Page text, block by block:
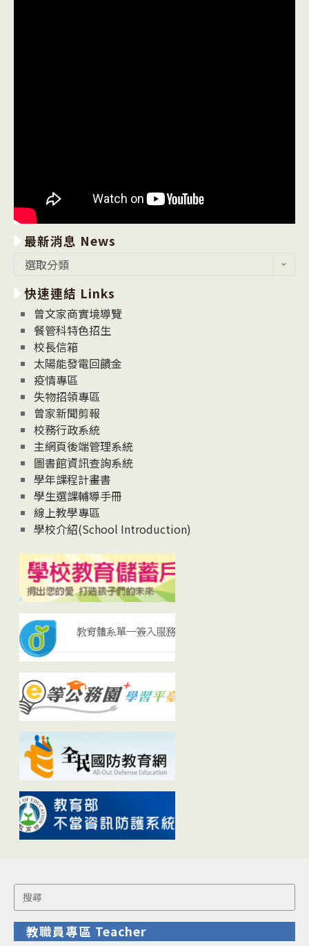
最新消息 News
消
息
News
選取分類
快速連結 Links
曾文家商實境導覽
餐管科特色招生
校長信箱
太陽能發電回饋金
疫情專區
失物招領專區
曾家新聞剪報
校務行政系統
主網頁後端管理系統
圖書館資訊查詢系統
學年課程計畫書
學生選課輔導手冊
線上教學專區
學校介紹(School Introduction)
Search
for:
教職員專區 Teacher